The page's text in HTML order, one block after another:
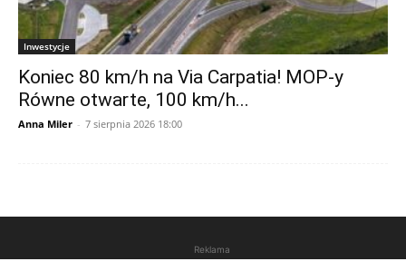
Inwestycje
Koniec 80 km/h na Via Carpatia! MOP-y
Równe otwarte, 100 km/h...
Anna Miler - 7 sierpnia 2026 18:00
Reklama